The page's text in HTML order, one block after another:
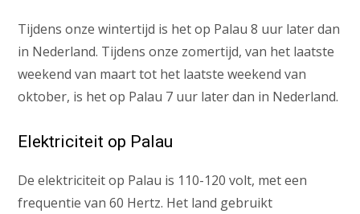
Tijdens onze wintertijd is het op Palau 8 uur later dan
in Nederland. Tijdens onze zomertijd, van het laatste
weekend van maart tot het laatste weekend van
oktober, is het op Palau 7 uur later dan in Nederland.
Elektriciteit op Palau
De elektriciteit op Palau is 110-120 volt, met een
frequentie van 60 Hertz. Het land gebruikt